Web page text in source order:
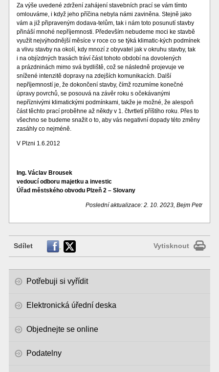
Za výše uvedené zdržení zahájení stavebních prací se vám tímto
omlouváme, i když jeho příčina nebyla námi zaviněna. Stejně jako
vám a již připraveným dodava-telům, tak i nám toto posunutí stavby
přináší mnohé nepříjemnosti. Především nebudeme moci ke stavbě
využít nejvýhodnější měsíce v roce co se týká klimatic-kých podmínek
a vlivu stavby na okolí, kdy mnozí z obyvatel jak v okruhu stavby, tak
i na objízdných trasách tráví část tohoto období na dovolených
a prázdninách mimo svá bydliště, což se následně projevuje ve
snížené intenzitě dopravy na zdejších komunikacích. Další
nepříjemností je, že dokončení stavby, čímž rozumíme konečné
úpravy povrchů, se posouvá na závěr roku s očekávanými
nepříznivými klimatickými podmínkami, takže je možné, že alespoň
část těchto prací proběhne až někdy v 1. čtvrtletí příštího roku. Přes to
všechno se budeme snažit o to, aby vás negativní dopady této změny
zasáhly co nejméně.
V Plzni 1.6.2012
Ing. Václav Brousek
vedoucí odboru majetku a investic
Úřad městského obvodu Plzeň 2 – Slovany
Poslední aktualizace: 2. 10. 2023, Bejm Petr
Sdílet Vytisknout
Potřebuji si vyřídit
Elektronická úřední deska
Objednejte se online
Podatelny